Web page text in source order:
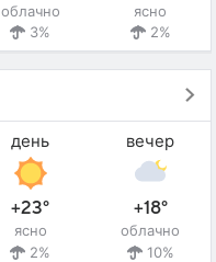
облачно
3%
ясно
2%
день
+23°
ясно
2%
вечер
+18°
облачно
10%